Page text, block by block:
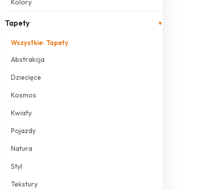
Kolory
Tapety ▾
Wszystkie: Tapety
Abstrakcja
Dziecięce
Kosmos
Kwiaty
Pojazdy
Natura
Styl
Tekstury